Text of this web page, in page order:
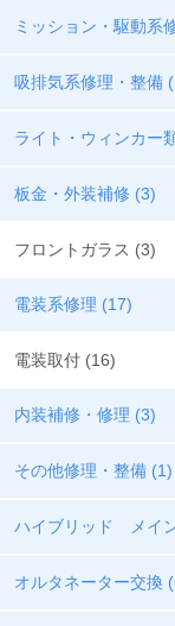
ミッション・駆動系
吸排気系修理・整備
ライト・ウィンカー
板金・外装補修 (3)
フロントガラス (3)
電装系修理 (17)
電装取付 (16)
内装補修・修理 (3)
その他修理・整備 (1)
ハイブリッド メイ
オルタネーター交換